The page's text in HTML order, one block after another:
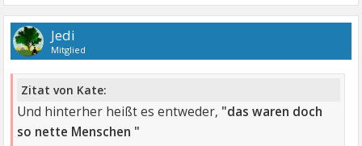
Jedi
Mitglied
Zitat von Kate:
Und hinterher heißt es entweder, "das waren doch
so nette Menschen "